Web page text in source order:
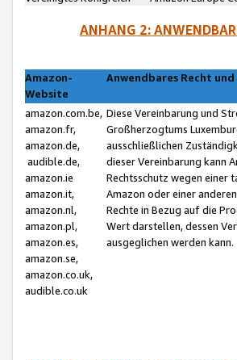
ANHANG 2:
Amazon-
Website
Anwendbares Recht
amazon.com.be,
amazon.fr,
amazon.de,
audible.de,
amazon.ie
amazon.it,
amazon.nl,
amazon.pl,
amazon.es,
amazon.se,
amazon.co.uk,
audible.co.uk
Diese Vereinbarung und
Großherzogtums
ausschließlichen
dieser Vereinbarung kann
Rechtsschutz wegen einer
Amazon oder einer
Rechte in Bezug auf die
Wert darstellen, dessen
ausgeglichen werden kann.